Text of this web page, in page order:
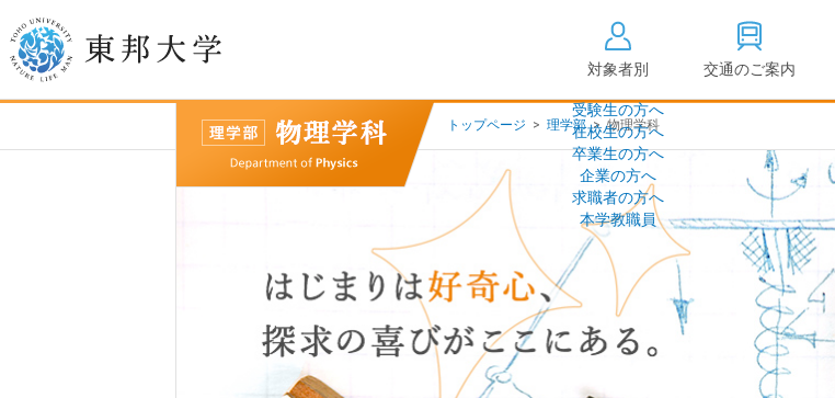
対象者別
受験生の方へ
在校生の方へ
卒業生の方へ
企業の方へ
求職者の方へ
本学教職員
交通のご案内
学長挨拶
大学の概要
目的及び使命
校歌
東邦大学学則・
大学院規程
教育憲章
（教学に関する方針）
情報公開
点検・評価
キャンパス敷地建物面
積・耐震化率
各種アンケート結果
個人情報の取り扱い
トップページ > 理学部>物理学科